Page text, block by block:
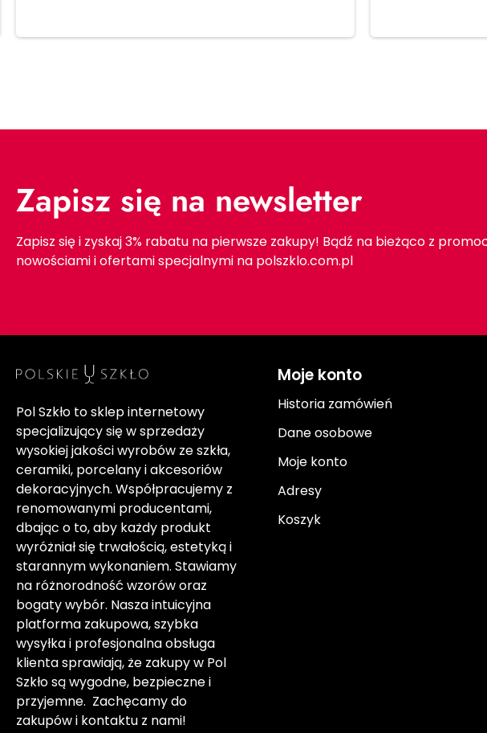
Zapisz się na newsletter
Zapisz się i zyskaj 3% rabatu na pierwsze zakupy! Bądź na bieżąco z
nowościami i ofertami specjalnymi na polszklo.com.pl
Pol Szkło to sklep internetowy
specjalizujący się w sprzedaży
wysokiej jakości wyrobów ze szkła,
ceramiki, porcelany i akcesoriów
dekoracyjnych. Współpracujemy z
renomowanymi producentami,
dbając o to, aby każdy produkt
wyróżniał się trwałością, estetyką i
starannym wykonaniem. Stawiamy
na różnorodność wzorów oraz
bogaty wybór. Nasza intuicyjna
platforma zakupowa, szybka
wysyłka i profesjonalna obsługa
klienta sprawiają, że zakupy w Pol
Szkło są wygodne, bezpieczne i
przyjemne. Zachęcamy do
zakupów i kontaktu z nami!
Moje konto
Historia zamówień
Dane osobowe
Moje konto
Adresy
Koszyk